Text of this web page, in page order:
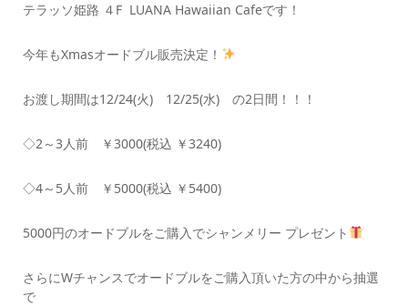
テラッソ姫路 ４F LUANA Hawaiian Cafeです！
今年もXmasオードブル販売決定！
お渡し期間は12/24(火) 12/25(水) の2日間！！！
◇2～3人前 ￥3000(税込 ￥3240)
◇4～5人前 ￥5000(税込 ￥5400)
5000円のオードブルをご購入でシャンメリー プレゼント
さらにWチャンスでオードブルをご購入頂いた方の中から抽選
で